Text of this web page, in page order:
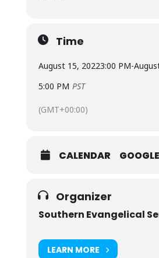
Time
August 15, 20223:00 PM-
5:00 PM PST
(GMT+00:00)
CALENDAR
Organizer
Southern Evangelical
LEARN MORE